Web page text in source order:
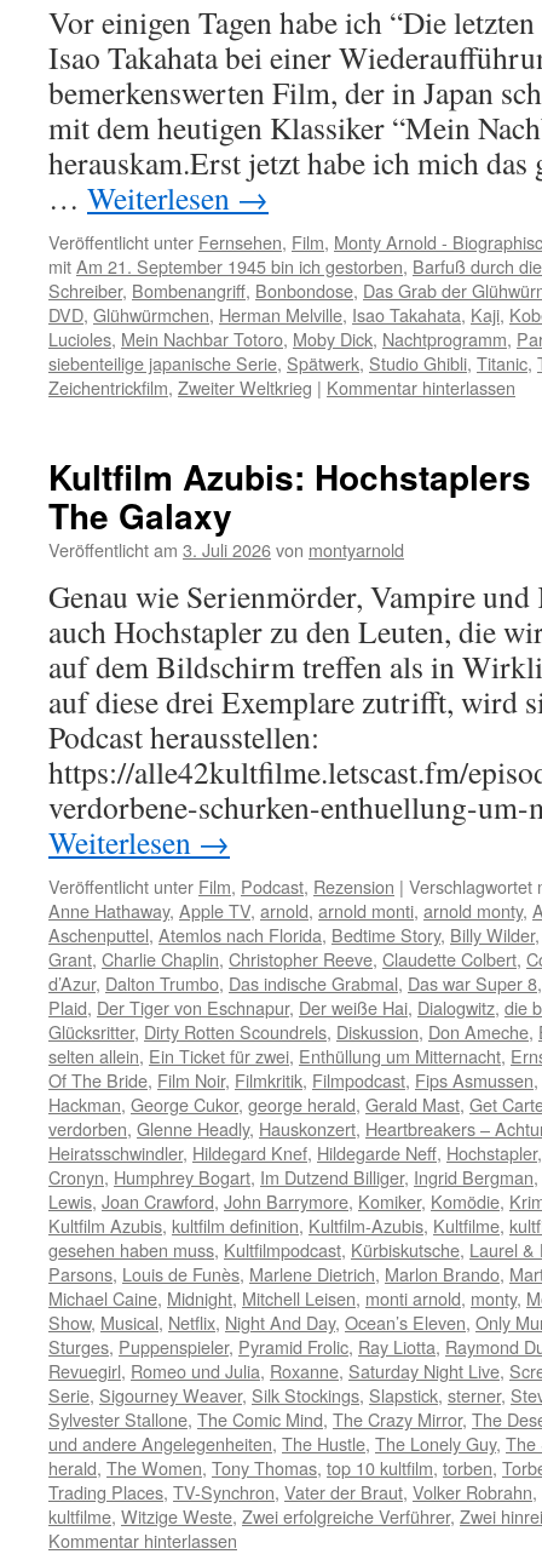
Vor einigen Tagen habe ich “Die
Isao Takahata bei einer
bemerkenswerten Film, der in Japan
mit dem heutigen Klassiker “Mein
herauskam.Erst jetzt habe ich mich
… Weiterlesen →
Veröffentlicht unter Fernsehen, Film, Monty Arnold -
mitAm 21. September 1945 bin ich gestorben, Barfuß durch
Schreiber, Bombenangriff, Bonbondose, Das Grab der
DVD, Glühwürmchen, Herman Melville, Isao Takahata, Kaji,
Lucioles, Mein Nachbar Totoro, Moby Dick, Nachtprogramm,
siebenteilige japanische Serie, Spätwerk, Studio Ghibli, Titanic,
Zeichentrickfilm, Zweiter Weltkrieg | Kommentar hinterlassen
Kultfilm Azubis:
The Galaxy
Veröffentlicht am 3. Juli 2026von montyarnold
Genau wie Serienmörder, Vampire
auch Hochstapler zu den Leuten, die
auf dem Bildschirm treffen als in
auf diese drei Exemplare zutrifft, wird
Podcast herausstellen:
https://alle42kultfilme.letscast.fm/
verdorbene-schurken-enthuellung-
Weiterlesen →
Veröffentlicht unter Film, Podcast, Rezension | Verschlagwortet
Anne Hathaway, Apple TV, arnold, arnold monti, arnold monty,
Aschenputtel, Atemlos nach Florida, Bedtime Story, Billy Wilder
Grant, Charlie Chaplin, Christopher Reeve, Claudette Colbert,
d’Azur, Dalton Trumbo, Das indische Grabmal, Das war Super 8
Plaid, Der Tiger von Eschnapur, Der weiße Hai, Dialogwitz, die
Glücksritter, Dirty Rotten Scoundrels, Diskussion, Don Ameche,
selten allein, Ein Ticket für zwei, Enthüllung um Mitternacht,
Of The Bride, Film Noir, Filmkritik, Filmpodcast, Fips Asmussen,
Hackman, George Cukor, george herald, Gerald Mast, Get
verdorben, Glenne Headly, Hauskonzert, Heartbreakers –
Heiratsschwindler, Hildegard Knef, Hildegarde Neff, Hochstapler
Cronyn, Humphrey Bogart, Im Dutzend Billiger, Ingrid Bergman,
Lewis, Joan Crawford, John Barrymore, Komiker, Komödie,
Kultfilm Azubis, kultfilm definition, Kultfilm-Azubis, Kultfilme,
gesehen haben muss, Kultfilmpodcast, Kürbiskutsche, Laurel &
Parsons, Louis de Funès, Marlene Dietrich, Marlon Brando,
Michael Caine, Midnight, Mitchell Leisen, monti arnold, monty,
Show, Musical, Netflix, Night And Day, Ocean’s Eleven, Only
Sturges, Puppenspieler, Pyramid Frolic, Ray Liotta, Raymond
Revuegirl, Romeo und Julia, Roxanne, Saturday Night Live,
Serie, Sigourney Weaver, Silk Stockings, Slapstick, sterner,
Sylvester Stallone, The Comic Mind, The Crazy Mirror, The
und andere Angelegenheiten, The Hustle, The Lonely Guy, The
herald, The Women, Tony Thomas, top 10 kultfilm, torben,
Trading Places, TV-Synchron, Vater der Braut, Volker Robrahn,
kultfilme, Witzige Weste, Zwei erfolgreiche Verführer, Zwei
Kommentar hinterlassen